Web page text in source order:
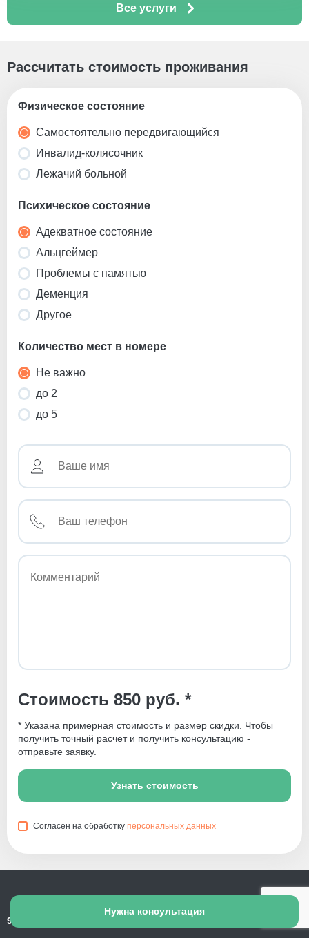
Все услуги
Рассчитать стоимость проживания
Физическое состояние
Самостоятельно передвигающийся
Инвалид-колясочник
Лежачий больной
Психическое состояние
Адекватное состояние
Альцгеймер
Проблемы с памятью
Деменция
Другое
Количество мест в номере
Не важно
до 2
до 5
Стоимость 850 руб. *
* Указана примерная стоимость и размер скидки. Чтобы
получить точный расчет и получить консультацию -
отправьте заявку.
Узнать стоимость
Согласен на обработку персональных данных
9 лет ухода за пожилыми людьми
Нужна консультация